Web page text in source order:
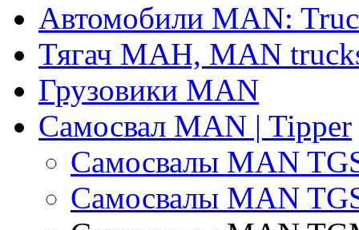
Автомобили MAN:
Тягач МАН, MAN
Грузовики MAN
Самосвал MAN | Tipper
Самосвалы MAN
Самосвалы MAN